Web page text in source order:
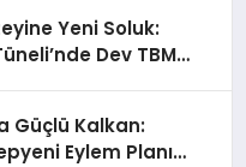
Yeni Soluk:
Dev TBM
Güçlü Kalkan:
Eylem Planı